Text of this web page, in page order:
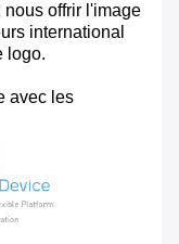
offrir l'image
international
logo.
avec les